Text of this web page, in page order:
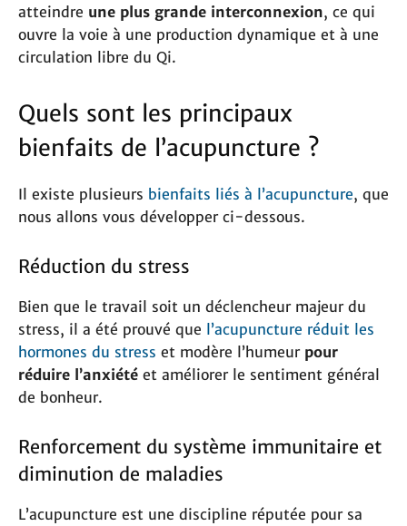
atteindre une plus grande interconnexion, ce qui
ouvre la voie à une production dynamique et à une
circulation libre du Qi.
Quels sont les principaux
bienfaits de l’acupuncture ?
Il existe plusieurs bienfaits liés à l’acupuncture, que
nous allons vous développer ci-dessous.
Réduction du stress
Bien que le travail soit un déclencheur majeur du
stress, il a été prouvé que l’acupuncture réduit les
hormones du stress et modère l’humeurpour
réduire l’anxiété et améliorer le sentiment général
de bonheur.
Renforcement du système immunitaire et
diminution de maladies
L’acupuncture est une discipline réputée pour sa